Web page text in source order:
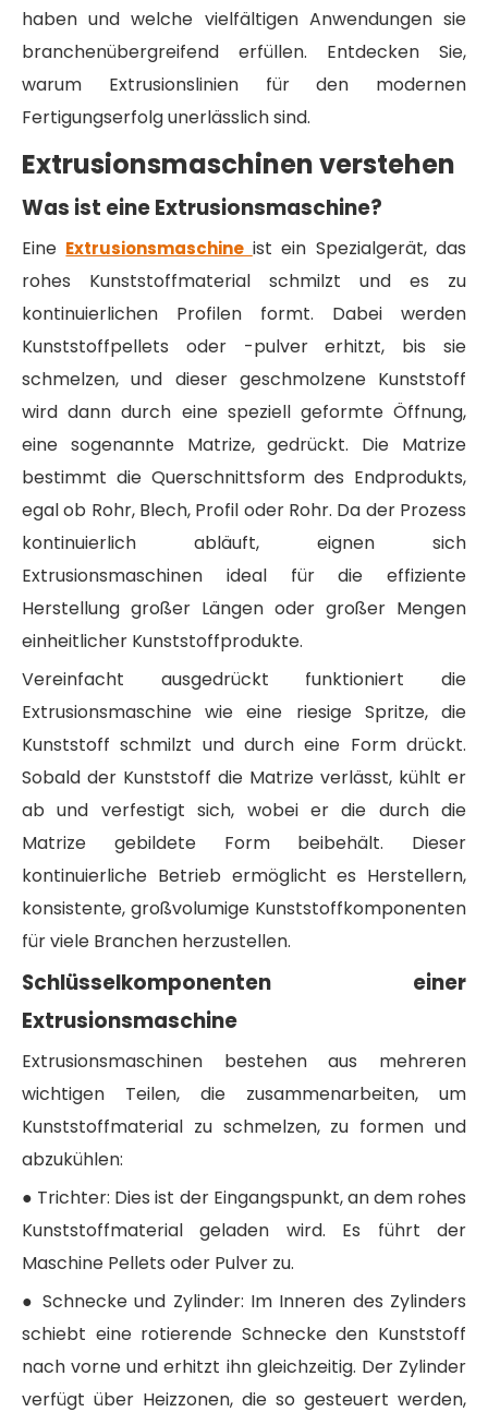
haben und welche vielfältigen Anwendungen sie
branchenübergreifend erfüllen. Entdecken Sie,
warum Extrusionslinien für den modernen
Fertigungserfolg unerlässlich sind.
Extrusionsmaschinen verstehen
Was ist eine Extrusionsmaschine?
Eine Extrusionsmaschine ist ein Spezialgerät, das
rohes Kunststoffmaterial schmilzt und es zu
kontinuierlichen Profilen formt. Dabei werden
Kunststoffpellets oder -pulver erhitzt, bis sie
schmelzen, und dieser geschmolzene Kunststoff
wird dann durch eine speziell geformte Öffnung,
eine sogenannte Matrize, gedrückt. Die Matrize
bestimmt die Querschnittsform des Endprodukts,
egal ob Rohr, Blech, Profil oder Rohr. Da der Prozess
kontinuierlich abläuft, eignen sich
Extrusionsmaschinen ideal für die effiziente
Herstellung großer Längen oder großer Mengen
einheitlicher Kunststoffprodukte.
Vereinfacht ausgedrückt funktioniert die
Extrusionsmaschine wie eine riesige Spritze, die
Kunststoff schmilzt und durch eine Form drückt.
Sobald der Kunststoff die Matrize verlässt, kühlt er
ab und verfestigt sich, wobei er die durch die
Matrize gebildete Form beibehält. Dieser
kontinuierliche Betrieb ermöglicht es Herstellern,
konsistente, großvolumige Kunststoffkomponenten
für viele Branchen herzustellen.
Schlüsselkomponenten einer
Extrusionsmaschine
Extrusionsmaschinen bestehen aus mehreren
wichtigen Teilen, die zusammenarbeiten, um
Kunststoffmaterial zu schmelzen, zu formen und
abzukühlen:
● Trichter: Dies ist der Eingangspunkt, an dem rohes
Kunststoffmaterial geladen wird. Es führt der
Maschine Pellets oder Pulver zu.
● Schnecke und Zylinder: Im Inneren des Zylinders
schiebt eine rotierende Schnecke den Kunststoff
nach vorne und erhitzt ihn gleichzeitig. Der Zylinder
verfügt über Heizzonen, die so gesteuert werden,